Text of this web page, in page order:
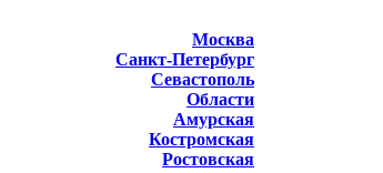
Москва
Санкт-Петербург
Севастополь
Области
Амурская
Костромская
Ростовская